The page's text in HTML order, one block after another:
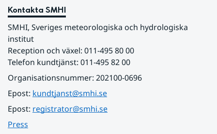
Kontakta SMHI
SMHI, Sveriges meteorologiska och hydrologiska
institut
Reception och växel: 011-495 80 00
Telefon kundtjänst: 011-495 82 00
Organisationsnummer: 202100-0696
Epost: kundtjanst@smhi.se
Epost: registrator@smhi.se
Press